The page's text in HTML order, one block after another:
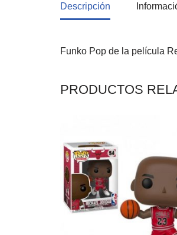
Descripción
Funko Pop de la película
PRODUCTOS